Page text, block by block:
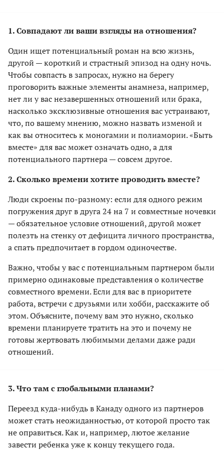
1. Совпадают ли ваши взгляды на отношения?
Один ищет потенциальный роман на всю жизнь,
другой — короткий и страстный эпизод на одну ночь.
Чтобы совпасть в запросах, нужно на берегу
проговорить важные элементы анамнеза, например,
нет ли у вас незавершенных отношений или брака,
насколько эксклюзивные отношения вас устраивают,
что, по вашему мнению, можно назвать изменой и
как вы относитесь к моногамии и полиамории. «Быть
вместе» для вас может означать одно, а для
потенциального партнера — совсем другое.
2. Сколько времени хотите проводить вместе?
Люди скроены по-разному: если для одного режим
погружения друг в друга 24 на 7 и совместные ночевки
— обязательное условие отношений, другой может
полезть на стенку от дефицита личного пространства,
а спать предпочитает в гордом одиночестве.
Важно, чтобы у вас с потенциальным партнером были
примерно одинаковые представления о количестве
совместного времени. Если для вас в приоритете
работа, встречи с друзьями или хобби, расскажите об
этом. Объясните, почему вам это нужно, сколько
времени планируете тратить на это и почему не
готовы жертвовать любимыми делами даже ради
отношений.
3. Что там с глобальными планами?
Переезд куда-нибудь в Канаду одного из партнеров
может стать неожиданностью, от которой просто так
не оправиться. Как и, например, лютое желание
завести ребенка уже к концу текущего года.